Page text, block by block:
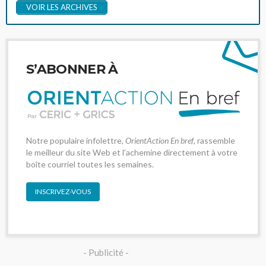
VOIR LES ARCHIVES
S’ABONNER À
Notre populaire infolettre, OrientAction En bref, rassemble
le meilleur du site Web et l'achemine directement à votre
boîte courriel toutes les semaines.
INSCRIVEZ-VOUS
- Publicité -